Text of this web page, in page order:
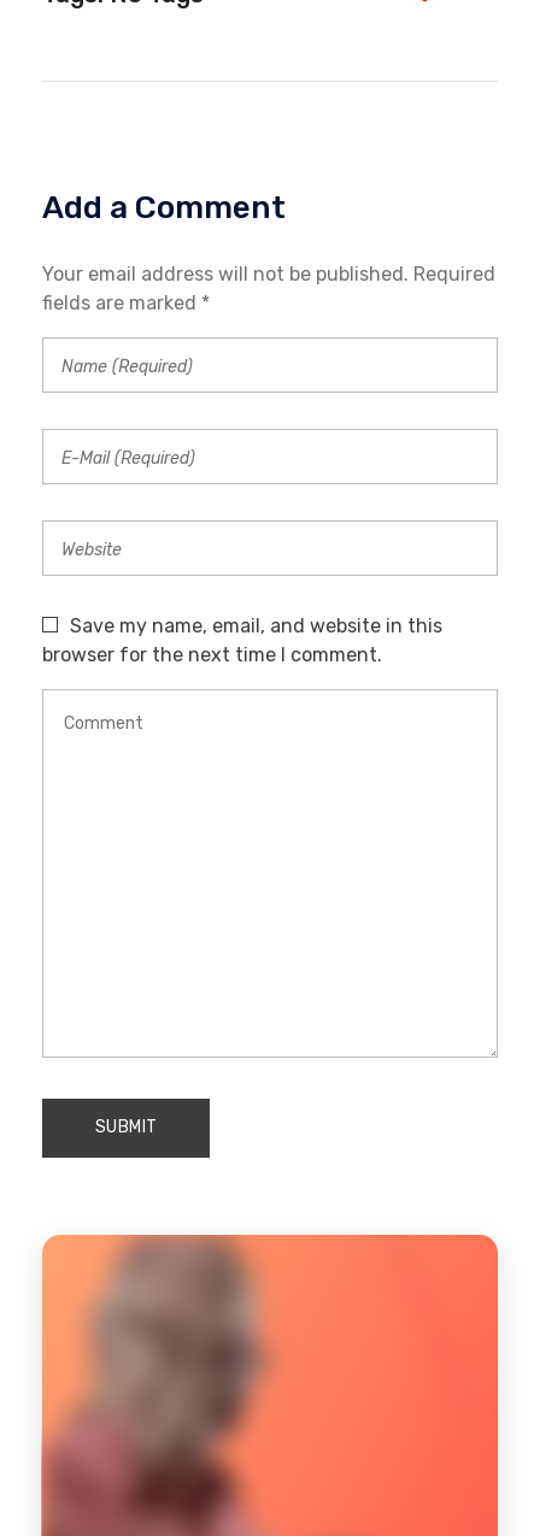
Add a Comment
Your email address will not be published. Required
fields are marked *
Save my name, email, and website in this
browser for the next time I comment.